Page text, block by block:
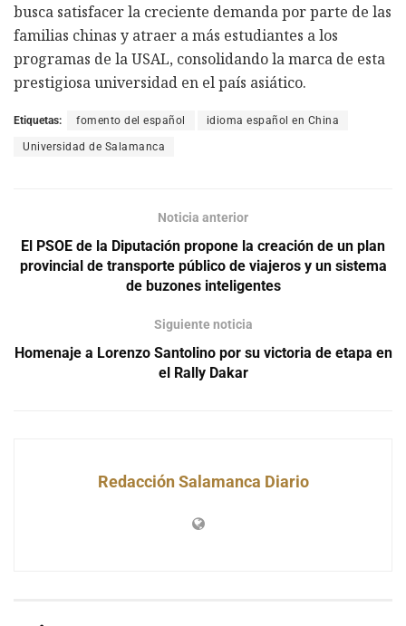
busca satisfacer la creciente demanda por parte de las
familias chinas y atraer a más estudiantes a los
programas de la USAL, consolidando la marca de esta
prestigiosa universidad en el país asiático.
Etiquetas: fomento del español idioma español en China
Universidad de Salamanca
Noticia anterior
El PSOE de la Diputación propone la creación de un plan
provincial de transporte público de viajeros y un sistema
de buzones inteligentes
Siguiente noticia
Homenaje a Lorenzo Santolino por su victoria de etapa en
el Rally Dakar
Redacción Salamanca Diario